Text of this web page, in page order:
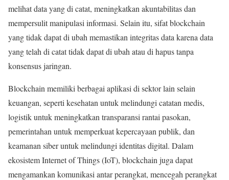
melihat data yang di catat, meningkatkan akuntabilitas dan
mempersulit manipulasi informasi. Selain itu, sifat blockchain
yang tidak dapat di ubah memastikan integritas data karena data
yang telah di catat tidak dapat di ubah atau di hapus tanpa
konsensus jaringan.
Blockchain memiliki berbagai aplikasi di sektor lain selain
keuangan, seperti kesehatan untuk melindungi catatan medis,
logistik untuk meningkatkan transparansi rantai pasokan,
pemerintahan untuk memperkuat kepercayaan publik, dan
keamanan siber untuk melindungi identitas digital. Dalam
ekosistem Internet of Things (IoT), blockchain juga dapat
mengamankan komunikasi antar perangkat, mencegah perangkat